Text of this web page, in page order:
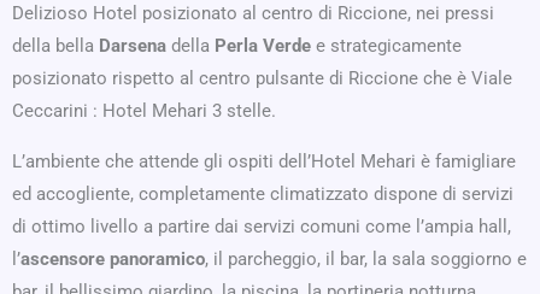
Delizioso Hotel posizionato al centro di Riccione, nei pressi
della bella Darsena della Perla Verde e strategicamente
posizionato rispetto al centro pulsante di Riccione che è Viale
Ceccarini : Hotel Mehari 3 stelle.
L’ambiente che attende gli ospiti dell’Hotel Mehari è famigliare
ed accogliente, completamente climatizzato dispone di servizi
di ottimo livello a partire dai servizi comuni come l’ampia hall,
l’ascensore panoramico, il parcheggio, il bar, la sala soggiorno e